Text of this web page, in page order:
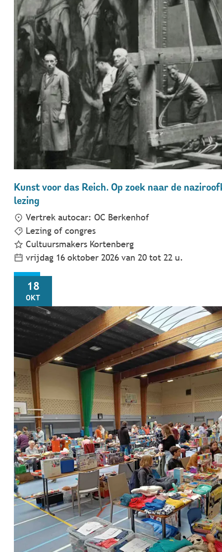
Kunst voor das Reich. Op zoek naar de
lezing
Vertrek autocar: OC Berkenhof
Lezing of congres
Cultuursmakers Kortenberg
vrijdag 16 oktober 2026 van 20 tot 22 u.
ZO18
OKT
Tweedehands speelgoed en babyartikelenbeurs